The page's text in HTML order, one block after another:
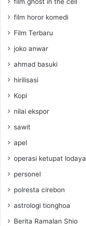
film ghost in the cell
film horor komedi
Film Terbaru
joko anwar
ahmad basuki
hirilisasi
Kopi
nilai ekspor
sawit
apel
operasi ketupat lodaya
personel
polresta cirebon
astrologi tionghoa
Berita Ramalan Shio